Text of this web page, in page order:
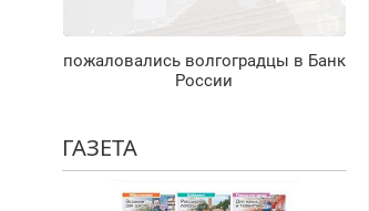
пожаловались волгоградцы в Банк
России
ГАЗЕТА